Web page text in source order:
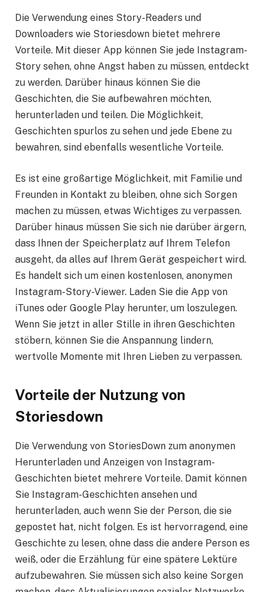
Die Verwendung eines Story-Readers und
Downloaders wie Storiesdown bietet mehrere
Vorteile. Mit dieser App können Sie jede Instagram-
Story sehen, ohne Angst haben zu müssen, entdeckt
zu werden. Darüber hinaus können Sie die
Geschichten, die Sie aufbewahren möchten,
herunterladen und teilen. Die Möglichkeit,
Geschichten spurlos zu sehen und jede Ebene zu
bewahren, sind ebenfalls wesentliche Vorteile.
Es ist eine großartige Möglichkeit, mit Familie und
Freunden in Kontakt zu bleiben, ohne sich Sorgen
machen zu müssen, etwas Wichtiges zu verpassen.
Darüber hinaus müssen Sie sich nie darüber ärgern,
dass Ihnen der Speicherplatz auf Ihrem Telefon
ausgeht, da alles auf Ihrem Gerät gespeichert wird.
Es handelt sich um einen kostenlosen, anonymen
Instagram-Story-Viewer. Laden Sie die App von
iTunes oder Google Play herunter, um loszulegen.
Wenn Sie jetzt in aller Stille in ihren Geschichten
stöbern, können Sie die Anspannung lindern,
wertvolle Momente mit Ihren Lieben zu verpassen.
Vorteile der Nutzung von
Storiesdown
Die Verwendung von StoriesDown zum anonymen
Herunterladen und Anzeigen von Instagram-
Geschichten bietet mehrere Vorteile. Damit können
Sie Instagram-Geschichten ansehen und
herunterladen, auch wenn Sie der Person, die sie
gepostet hat, nicht folgen. Es ist hervorragend, eine
Geschichte zu lesen, ohne dass die andere Person es
weiß, oder die Erzählung für eine spätere Lektüre
aufzubewahren. Sie müssen sich also keine Sorgen